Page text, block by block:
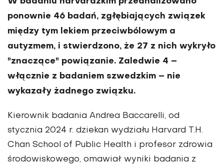
ponownie 46 badań, zgłębiających związek
między tym lekiem przeciwbólowym a
autyzmem, i stwierdzono, że 27 z nich wykryło
"znaczące" powiązanie. Zaledwie 4 –
włącznie z badaniem szwedzkim – nie
wykazały żadnego związku.
Kierownik badania Andrea Baccarelli, od
stycznia 2024 r. dziekan wydziału Harvard T.H.
Chan School of Public Health i profesor zdrowia
środowiskowego, omawiał wyniki badania z